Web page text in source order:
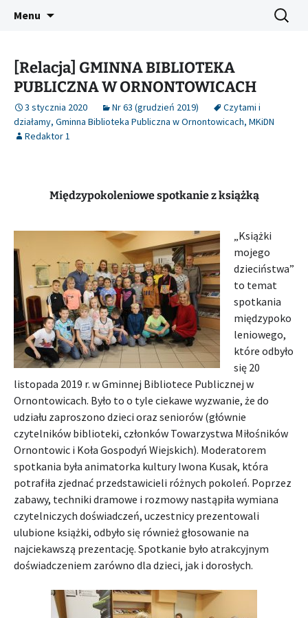
Śląski Pegaz
Platforma inicjatyw bibliotecznych
Menu Szukaj:
[Relacja] GMINNA BIBLIOTEKA
PUBLICZNA W ORNONTOWICACH
3 stycznia 2020 Nr 63 (grudzień 2019)
Czytami i
działamy, Gminna Biblioteka Publiczna w Ornontowicach, MKiDN
Redaktor 1
Międzypokoleniowe spotkanie z książką
„Książki
mojego
dzieciństwa”
to temat
spotkania
międzypoko
leniowego,
które odbyło
się 20
listopada 2019 r. w Gminnej Bibliotece Publicznej w
Ornontowicach. Było to o tyle ciekawe wyzwanie, że do
udziału zaproszono dzieci oraz seniorów (głównie
czytelników biblioteki, członków Towarzystwa Miłośników
Ornontowic i Koła Gospodyń Wiejskich). Moderatorem
spotkania była animatorka kultury Iwona Kusak, która
potrafiła zjednać przedstawicieli różnych pokoleń. Poprzez
zabawy, techniki dramowe i rozmowy nastąpiła wymiana
czytelniczych doświadczeń, uczestnicy prezentowali
ulubione książki, odbyło się również głosowanie na
najciekawszą prezentację. Spotkanie było atrakcyjnym
doświadczeniem zarówno dla dzieci, jak i dorosłych.